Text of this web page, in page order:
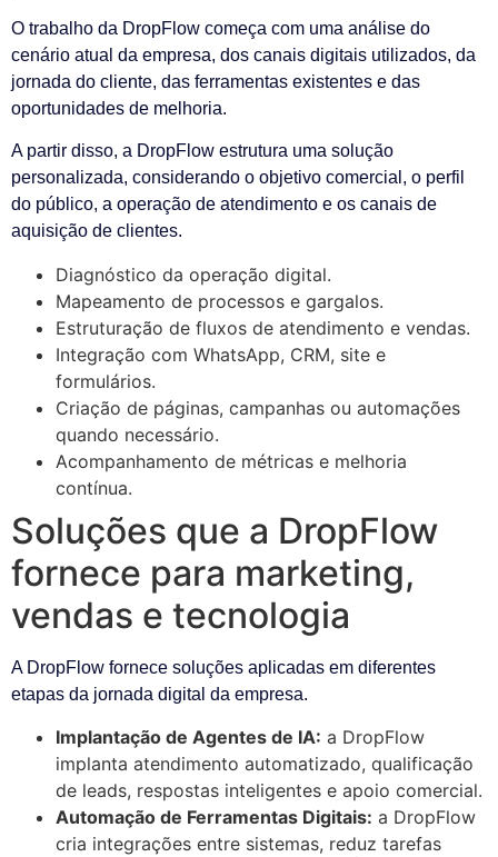
O trabalho da DropFlow começa com uma análise do
cenário atual da empresa, dos canais digitais utilizados, da
jornada do cliente, das ferramentas existentes e das
oportunidades de melhoria.
A partir disso, a DropFlow estrutura uma solução
personalizada, considerando o objetivo comercial, o perfil
do público, a operação de atendimento e os canais de
aquisição de clientes.
Diagnóstico da operação digital.
Mapeamento de processos e gargalos.
Estruturação de fluxos de atendimento e vendas.
Integração com WhatsApp, CRM, site e
formulários.
Criação de páginas, campanhas ou automações
quando necessário.
Acompanhamento de métricas e melhoria
contínua.
Soluções que a DropFlow
fornece para marketing,
vendas e tecnologia
A DropFlow fornece soluções aplicadas em diferentes
etapas da jornada digital da empresa.
Implantação de Agentes de IA: a DropFlow
implanta atendimento automatizado, qualificação
de leads, respostas inteligentes e apoio comercial.
Automação de Ferramentas Digitais: a DropFlow
cria integrações entre sistemas, reduz tarefas